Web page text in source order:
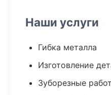
Наши услуги
Гибка металла
Изготовление
Зуборезные